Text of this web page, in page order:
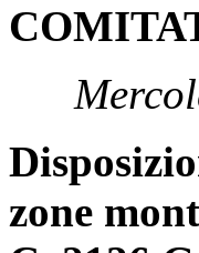
zone